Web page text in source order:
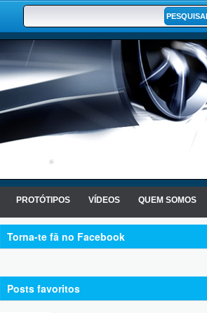
PROTÓTIPOS VÍDEOS QUEM SOMOS
Torna-te fã no Facebook
Posts favoritos